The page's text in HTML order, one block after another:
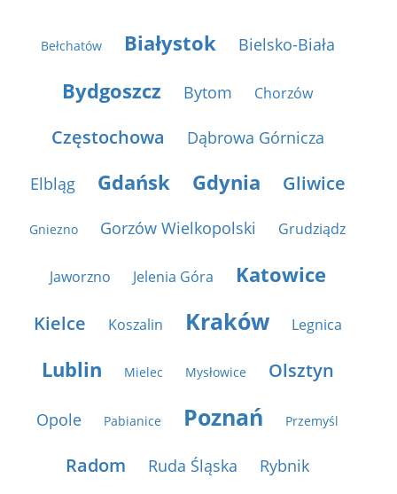
Bełchatów Białystok Bielsko-Biała
Bydgoszcz Bytom Chorzów
Częstochowa Dąbrowa Górnicza
Elbląg Gdańsk Gdynia Gliwice
Gniezno Gorzów Wielkopolski Grudziądz
Jaworzno Jelenia Góra Katowice
Kielce Koszalin Kraków Legnica
Lublin Mielec Mysłowice Olsztyn
Opole Pabianice Poznań Przemyśl
Radom Ruda Śląska Rybnik